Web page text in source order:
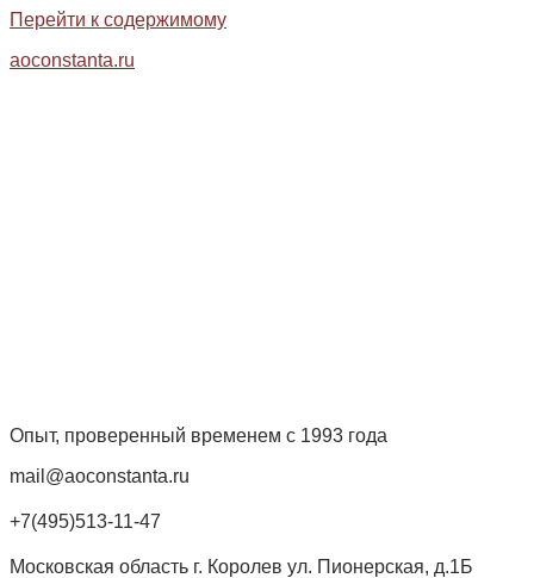
Перейти к содержимому
aoconstanta.ru
Опыт, проверенный временем с 1993 года
mail@aoconstanta.ru
+7(495)513-11-47
Московская область г. Королев ул. Пионерская, д.1Б